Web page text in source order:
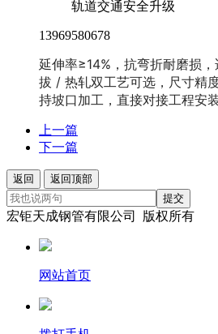
轨道交通安全升级
13969580678
延伸率≥14%，抗弯折耐磨损
拔 / 热轧双工艺可选，尺寸精
持坡口加工，直接对接工程安装
上一篇
下一篇
返回
返回顶部
提交
宏钜天成钢管有限公司 版权所有
网站首页